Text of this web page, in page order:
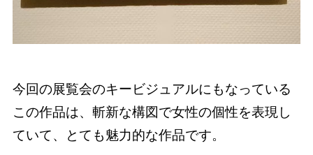
今回の展覧会のキービジュアルにもなっている
この作品は、斬新な構図で女性の個性を表現し
ていて、とても魅力的な作品です。